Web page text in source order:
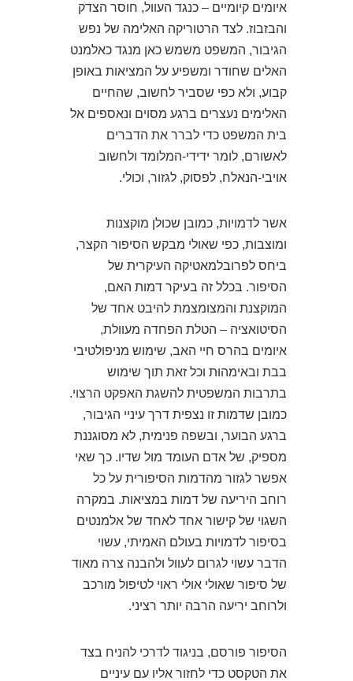
איומים קיומיים – כנגד העוול, חוסר הצדק
והבזבוז. לצד הרטוריקה האלימה של נפש
הגיבור, המשפט משמש כאן מנגד כאלמנט
האלים שחודר ומשפיע על המציאות באופן
קבוע, ולא כפי שסביר לחשוב, שהחיים
האלימים נעצרים ברגע מסוים ונאספים אל
בית המשפט כדי לברר את הדברים
לאשורם, לומר ידידי-המלומד ולחשוב
אויבי-הנאלח, לפסוק, לגזור, וכולי.
אשר לדמויות, כמובן שכולן מוקצנות
ומוצבות, כפי שאולי מבקש הסיפור הקצר,
ביחס לפרובלמאטיקה העיקרית של
הסיפור. בכלל זה בעיקר דמות האם,
המוקצנת והמצומצמת להיבט אחד של
הסיטואציה – הטלת הפחדה מעוולת,
איומים בהרס חיי האב, שימוש מניפולטיבי
בבת ובאימהוּת וכל זאת תוך שימוש
בתרבות המשפטית להשגת האפקט הרצוי.
כמובן שדמות זו נצפית דרך עיניי הגיבור,
ברגע הבוער, ובשפה פנימית, לא מסוגננת
מספיק, של אדם העומד מול שדיו. כך שאי
אפשר לגזור מהדמות הסיפורית על כל
רוחב היריעה של דמות במציאות. במקרה
השגוי של קישור אחד לאחד של אלמנטים
בסיפור לדמויות בעולם האמיתי, עשוי
הדבר עשוי לגרום לעוול ולהבנה צרה מאוד
של סיפור שאולי אולי ראוי לטיפול מורכב
ולרוחב יריעה הרבה יותר רציני.
הסיפור פורסם, בניגוד לדרכי להניח בצד
את הטקסט כדי לחזור אליו עם עיניים